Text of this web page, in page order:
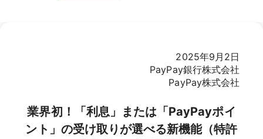
2025年9月2日
PayPay銀行株式会社
PayPay株式会社
業界初！「利息」または「PayPayポイ
ント」の受け取りが選べる新機能（特許